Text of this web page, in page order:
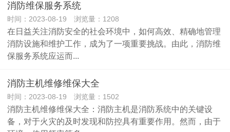
消防维保服务系统
时间：2023-08-19 浏览量：1208
在日益关注消防安全的社会环境中，如何高效、精确地管理
消防设施和维护工作，成为了一项重要挑战。由此，消防维
保服务系统应运而...
消防主机维修维保大全
时间：2023-08-19 浏览量：1502
消防主机维修维保大全：消防主机是消防系统中的关键设
备，对于火灾的及时发现和防控具有重要作用。然而，由于